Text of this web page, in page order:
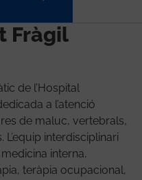
type
Fràgil
de l’Hospital
a l’atenció
de maluc, vertebrals,
interdisciplinari
interna,
teràpia ocupacional,